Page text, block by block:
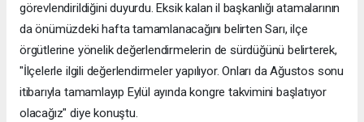
görevlendirildiğini duyurdu. Eksik kalan il başkanlığı atamalarının
da önümüzdeki hafta tamamlanacağını belirten Sarı, ilçe
örgütlerine yönelik değerlendirmelerin de sürdüğünü belirterek,
"İlçelerle ilgili değerlendirmeler yapılıyor. Onları da Ağustos sonu
itibarıyla tamamlayıp Eylül ayında kongre takvimini başlatıyor
olacağız" diye konuştu.